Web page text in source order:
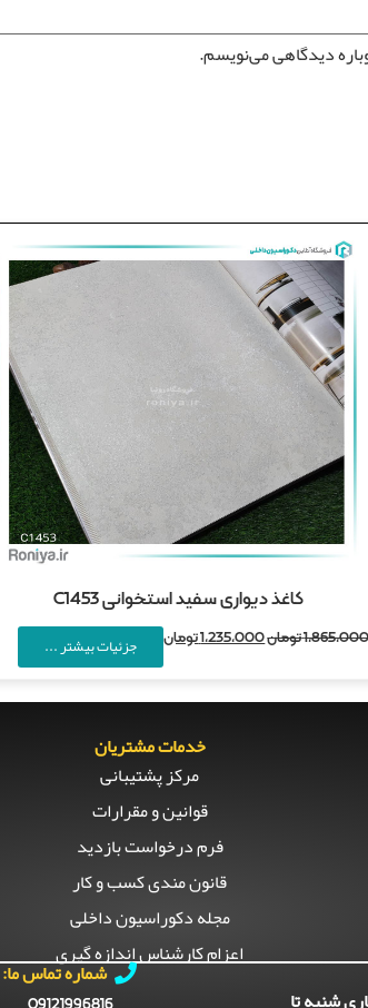
دیدگاهی می‌نویسم.
کاغذ دیواری سفید استخوانی C1453
تومان1,235,000تومان جزئیات بیشتر ...
خدمات مشتریان
مرکز پشتیبانی
قوانین و مقرارات
فرم درخواست بازدید
قانون مندی کسب و کار
مجله دکوراسیون داخلی
اعزام کارشناس اندازه گیری
شماره تماس ما: